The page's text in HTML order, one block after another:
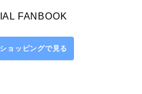
FANBOOK
ョッピングで見る